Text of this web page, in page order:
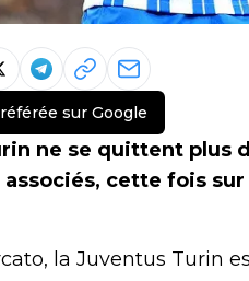
sur Google
ne se quittent plus
cette fois
la Juventus Turin